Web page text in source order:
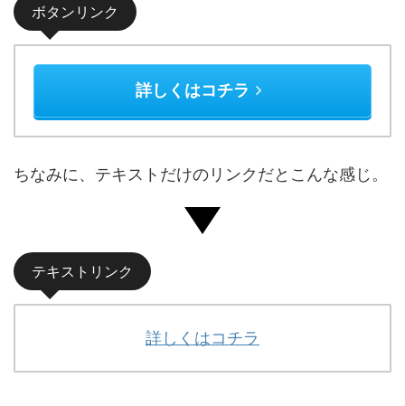
ボタンリンク
詳しくはコチラ
ちなみに、テキストだけのリンクだとこんな感じ。
テキストリンク
詳しくはコチラ